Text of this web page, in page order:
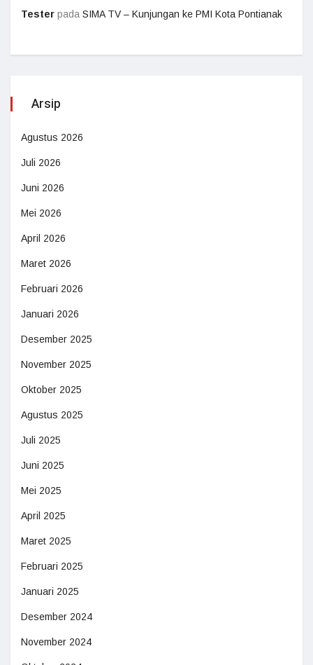
Tester pada SIMA TV – Kunjungan ke PMI Kota Pontianak
Arsip
Agustus 2026
Juli 2026
Juni 2026
Mei 2026
April 2026
Maret 2026
Februari 2026
Januari 2026
Desember 2025
November 2025
Oktober 2025
Agustus 2025
Juli 2025
Juni 2025
Mei 2025
April 2025
Maret 2025
Februari 2025
Januari 2025
Desember 2024
November 2024